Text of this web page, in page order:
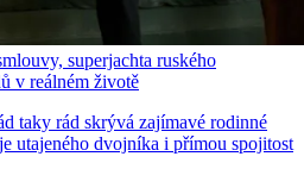
superjachta ruského
v reálném životě
taky rád skrývá zajímavé rodinné
utajeného dvojníka i přímou spojitost